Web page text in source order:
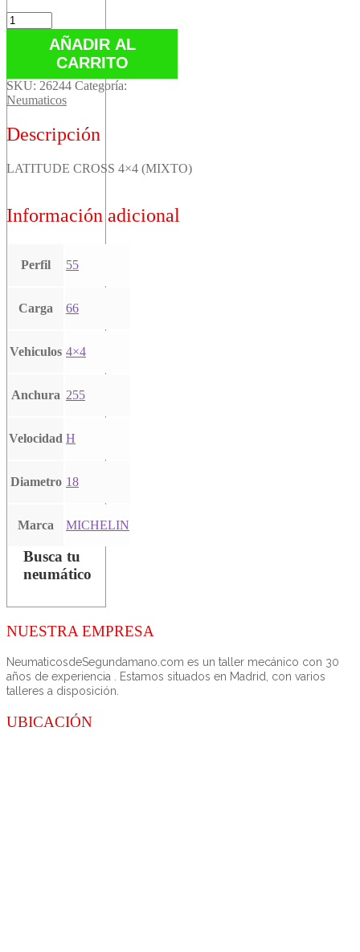
LATITUDE
CROSS
cantidad
AÑADIR AL
CARRITO
SKU: 26244 Categoría:
Neumaticos
Descripción
LATITUDE CROSS 4×4 (MIXTO)
Información adicional
Perfil 55
Carga 66
Vehiculos 4×4
Anchura 255
Velocidad H
Diametro 18
Marca MICHELIN
Busca tu
neumático
NUESTRA EMPRESA
NeumaticosdeSegundamano.com es un taller mecánico con 30
años de experiencia . Estamos situados en Madrid, con varios
talleres a disposición.
UBICACIÓN